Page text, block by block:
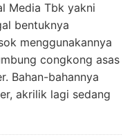
Media Tbk yakni
bentuknya
menggunakannya
congkong asas
Bahan-bahannya
akrilik lagi sedang